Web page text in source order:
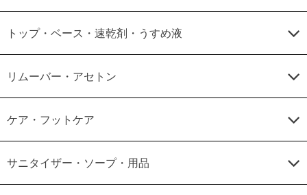
トップ・ベース・速乾剤・うすめ液
リムーバー・アセトン
ケア・フットケア
サニタイザー・ソープ・用品